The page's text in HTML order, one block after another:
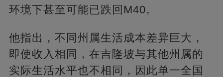
环境下甚至可能已跌回M40。
他指出，不同州属生活成本差异巨大，
即使收入相同，在吉隆坡与其他州属的
实际生活水平也不相同，因此单一全国